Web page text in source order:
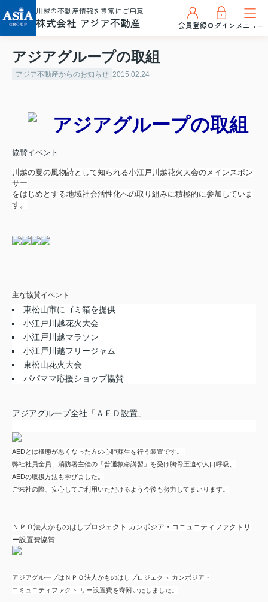
川越の不動産情報を豊富にご用意
株式会社 アジア不動産 会員登録ログインメニュー
アジアグループの取組
アジア不動産からのお知らせ 2015.02.24
アジアグループの取組
協賛イベント
川越の夏の風物詩として知られる小江戸川越花火大会のメインスポン
サー
をはじめとする地域社会活性化への取り組みに積極的に参加していま
す。
主な協賛イベント
東松山市にゴミ箱を提供
小江戸川越花火大会
小江戸川越マラソン
小江戸川越フリージャム
東松山花火大会
パパママ応援ショップ協賛
アジアグループ全社「ＡＥＤ設置」
AEDとは様態が悪くなった方の心肺蘇生を行う装置です。
弊社社員全員、消防署主催の「普通救命講習」を受け胸骨圧迫や人口呼吸、
AEDの取扱方法も学びました。
ご来社の際、安心してご利用いただけるよう今後も努力してまいります。
ＮＰＯ法人かものはしプロジェクト カンボジア・コニュニティファクトリ
ー設置費協賛
アジアグループはＮＰＯ法人かものはしプロジェクト カンボジア・
コミュニティファクト リー設置費を寄附いたしました。